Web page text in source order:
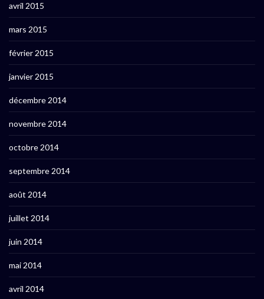
avril 2015
mars 2015
février 2015
janvier 2015
décembre 2014
novembre 2014
octobre 2014
septembre 2014
août 2014
juillet 2014
juin 2014
mai 2014
avril 2014